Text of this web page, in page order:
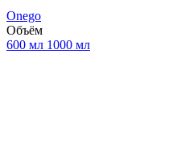
Onego
Объём
600 мл 1000 мл